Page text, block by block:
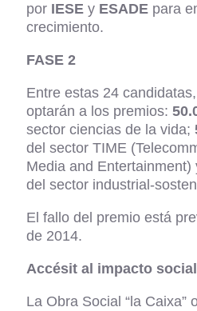
por IESE y ESADE para
crecimiento.
FASE 2
Entre estas 24
optarán a los premios:
sector ciencias de la vida;
del sector TIME
Media and Entertainment)
del sector industrial-
El fallo del premio está
de 2014.
Accésit al impacto social
La Obra Social “la Caixa”